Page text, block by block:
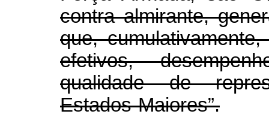
contra almirante,
que,
efetivos,
qualidade de
Estados-Maiores”.